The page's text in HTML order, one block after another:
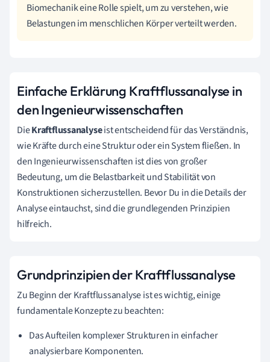
Biomechanik eine Rolle spielt, um zu verstehen, wie
Belastungen im menschlichen Körper verteilt werden.
Einfache Erklärung Kraftflussanalyse in
den Ingenieurwissenschaften
DieKraftflussanalyseist entscheidend für das Verständnis,
wie Kräfte durch eine Struktur oder ein System fließen. In
den Ingenieurwissenschaften ist dies von großer
Bedeutung, um die Belastbarkeit und Stabilität von
Konstruktionen sicherzustellen. Bevor Du in die Details der
Analyse eintauchst, sind die grundlegenden Prinzipien
hilfreich.
Grundprinzipien der Kraftflussanalyse
Zu Beginn der Kraftflussanalyse ist es wichtig, einige
fundamentale Konzepte zu beachten:
Das Aufteilen komplexer Strukturen in einfacher
analysierbare Komponenten.